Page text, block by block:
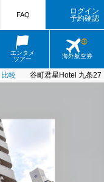
エンタメ
ツアー
海外航空券
FAQ
ログイン
予約確認
較 谷町君星Hotel 九条27